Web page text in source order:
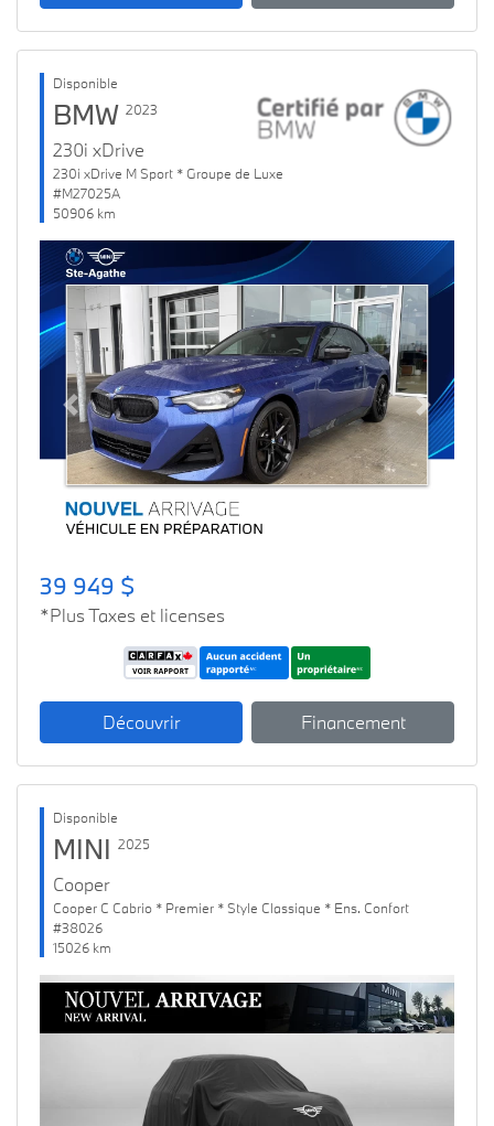
Disponible
BMW 2023
230i xDrive
230i xDrive M Sport * Groupe de Luxe
#M27025A
50906 km
Previous Next
39 949 $
*Plus Taxes et licenses
Découvrir Financement
Disponible
MINI 2025
Cooper
Cooper C Cabrio * Premier * Style Classique * Ens. Confort
#38026
15026 km